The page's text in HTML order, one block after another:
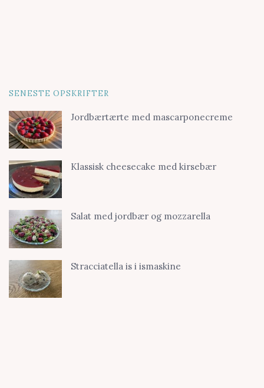
SENESTE OPSKRIFTER
Jordbærtærte med mascarponecreme
Klassisk cheesecake med kirsebær
Salat med jordbær og mozzarella
Stracciatella is i ismaskine